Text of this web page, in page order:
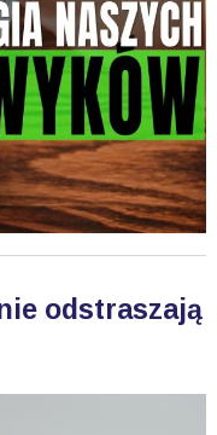
odstraszają